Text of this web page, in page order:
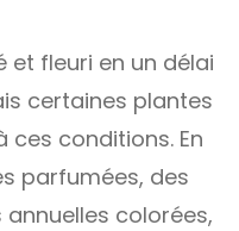
et fleuri en un délai
certaines plantes
conditions. En
parfumées, des
colorées,